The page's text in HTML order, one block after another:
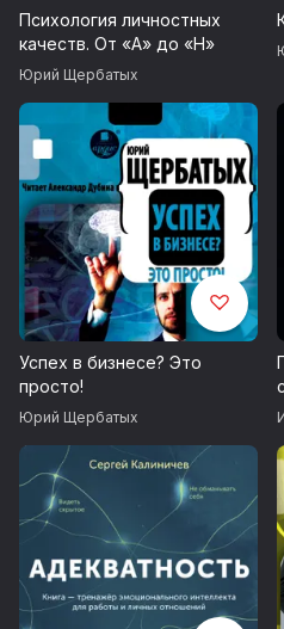
Психология личностных
качеств. От «А» до «Н»
Юрий Щербатых
Успех в бизнесе? Это
просто!
Юрий Щербатых